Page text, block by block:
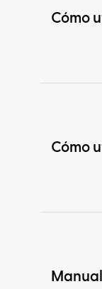
Cómo
Cómo